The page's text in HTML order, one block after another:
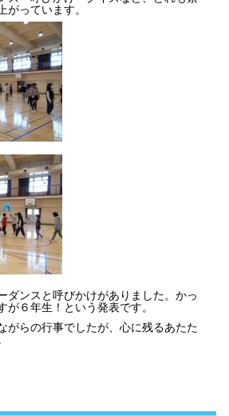
っています。
ダンスと呼びかけがありました。かっ
が６年生！という発表です。
がらの行事でしたが、心に残るあたた